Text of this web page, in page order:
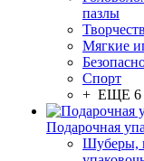
пазлы
Мягкие
Спорт
+ ЕЩЕ 6
Подарочная
Шуберы,